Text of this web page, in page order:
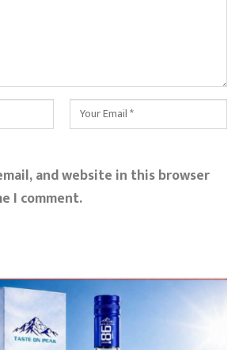
and website in this browser
I comment.